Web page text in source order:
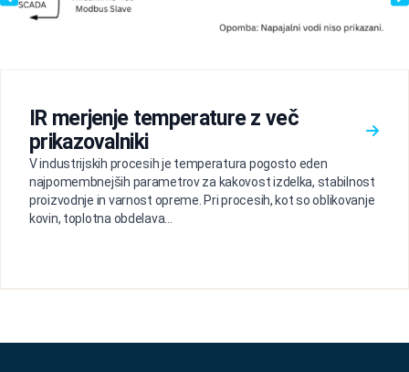
IR merjenje temperature z več
prikazovalniki
V industrijskih procesih je temperatura pogosto eden
najpomembnejših parametrov za kakovost izdelka, stabilnost
proizvodnje in varnost opreme. Pri procesih, kot so oblikovanje
kovin, toplotna obdelava...